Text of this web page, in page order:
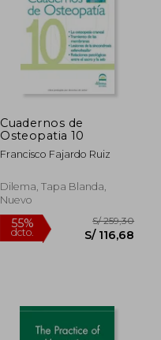
55%
dcto.
Cuadernos de
Osteopatia 10
Francisco Fajardo Ruiz
Dilema, Tapa Blanda,
Nuevo